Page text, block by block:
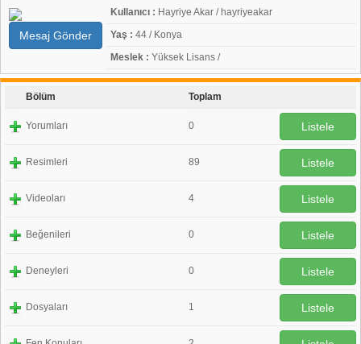
Mesaj Gönder
Kullanıcı : Hayriye Akar / hayriyeakar
Yaş : 44 / Konya
Meslek : Yüksek Lisans /
Bölüm Toplam
Yorumları 0 Listele
Resimleri 89 Listele
Videoları 4 Listele
Beğenileri 0 Listele
Deneyleri 0 Listele
Dosyaları 1 Listele